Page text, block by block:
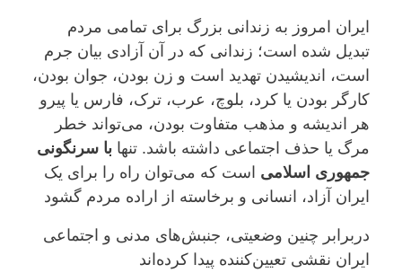
ایران امروز به زندانی بزرگ برای تمامی مردم
تبدیل شده است؛ زندانی که در آن آزادی بیان جرم
است، اندیشیدن تهدید است و زن بودن، جوان بودن،
کارگر بودن یا کرد، بلوچ، عرب، ترک، فارس یا پیرو
هر اندیشه و مذهب متفاوت بودن، می‌تواند خطر
مرگ یا حذف اجتماعی داشته باشد. تنها با سرنگونی
جمهوری اسلامی است که می‌توان راه را برای یک
ایران آزاد، انسانی و برخاسته از اراده مردم گشود
دربرابر چنین وضعیتی، جنبش‌های مدنی و اجتماعی
ایران نقشی تعیین‌کننده پیدا کرده‌اند